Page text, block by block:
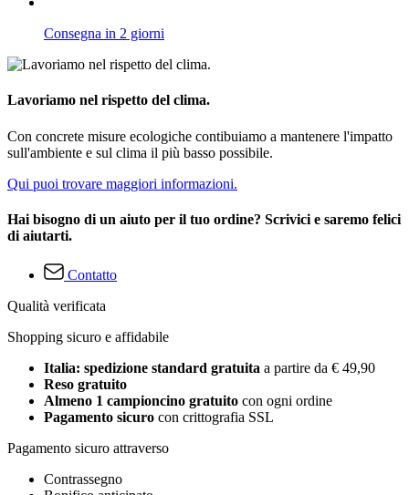
Consegna in 2 giorni
Lavoriamo nel rispetto del clima.
Con concrete misure ecologiche contibuiamo a mantenere l'impatto
sull'ambiente e sul clima il più basso possibile.
Qui puoi trovare maggiori informazioni.
Hai bisogno di un aiuto per il tuo ordine? Scrivici e saremo felici
di aiutarti.
Contatto
Qualità verificata
Shopping sicuro e affidabile
Italia: spedizione standard gratuita a partire da € 49,90
Reso gratuito
Almeno 1 campioncino gratuito con ogni ordine
Pagamento sicuro con crittografia SSL
Pagamento sicuro attraverso
Contrassegno